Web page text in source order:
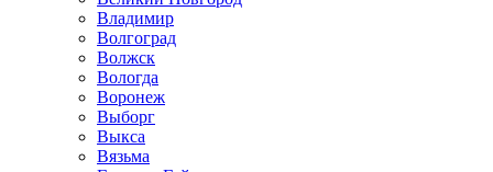
Владимир
Волгоград
Волжск
Вологда
Воронеж
Выборг
Выкса
Вязьма